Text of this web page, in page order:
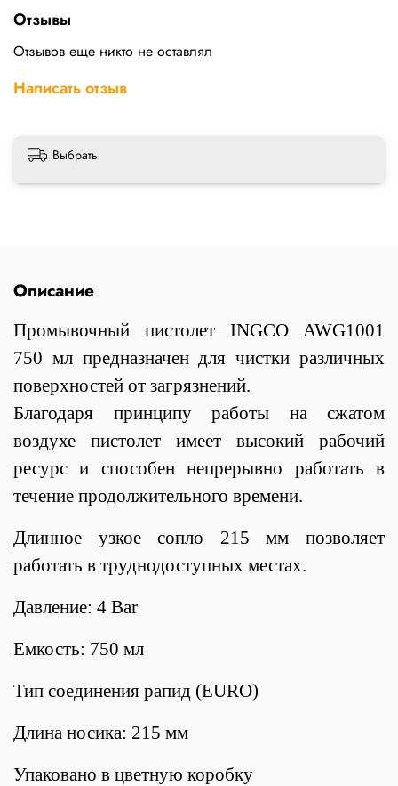
Отзывы
Отзывов еще никто не оставлял
Написать отзыв
Выбрать
Описание
Промывочный пистолет INGCO AWG1001
750 мл предназначен для чистки различных
поверхностей от загрязнений.
Благодаря принципу работы на сжатом
воздухе пистолет имеет высокий рабочий
ресурс и способен непрерывно работать в
течение продолжительного времени.
Длинное узкое сопло 215 мм позволяет
работать в труднодоступных местах.
Давление: 4 Bar
Емкость: 750 мл
Тип соединения рапид (EURO)
Длина носика: 215 мм
Упаковано в цветную коробку